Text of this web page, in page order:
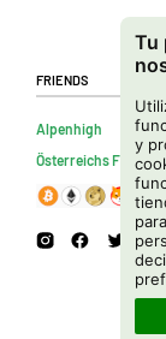
Tu
y
Friends
Alpenhigh
Österreichs